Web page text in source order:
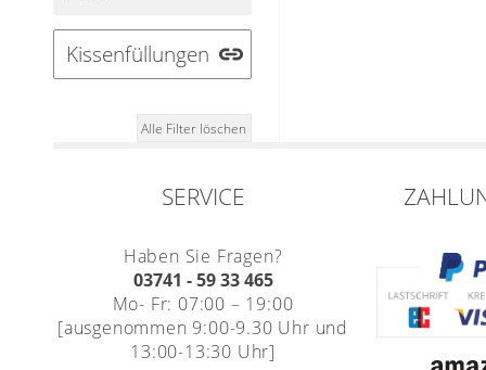
Kissenfüllungen
Alle Filter löschen
SERVICE
Haben Sie Fragen?
03741 - 59 33 465
Mo- Fr: 07:00 – 19:00
[ausgenommen 9:00-9.30 Uhr und
13:00-13:30 Uhr]